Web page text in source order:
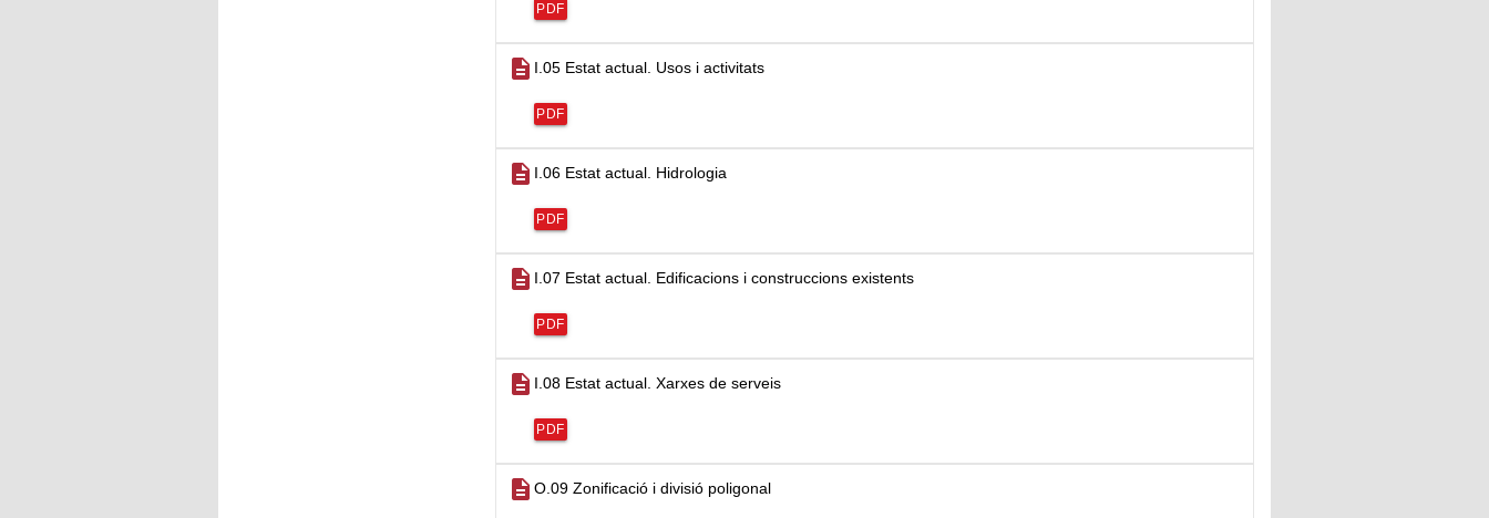
PDF
description I.05 Estat actual. Usos i activitats
PDF
description I.06 Estat actual. Hidrologia
PDF
description I.07 Estat actual. Edificacions i construccions existents
PDF
description I.08 Estat actual. Xarxes de serveis
PDF
description O.09 Zonificació i divisió poligonal